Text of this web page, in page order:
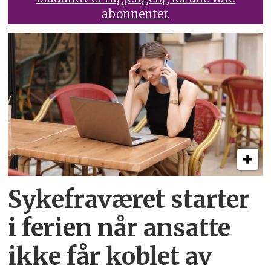
abonnenter.
Sykefraværet starter
i ferien når ansatte
ikke får koblet av